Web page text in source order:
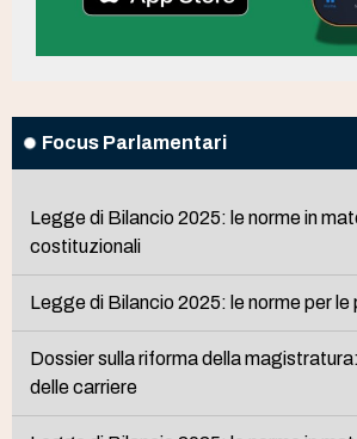
Focus Parlamentari
Legge di Bilancio 2025: le norme in
costituzionali
Legge di Bilancio 2025: le norme per le
Dossier sulla riforma della
delle carriere